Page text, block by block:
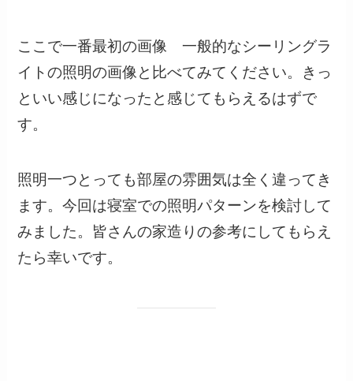
ここで一番最初の画像 一般的なシーリングラ
イトの照明の画像と比べてみてください。きっ
といい感じになったと感じてもらえるはずで
す。
照明一つとっても部屋の雰囲気は全く違ってき
ます。今回は寝室での照明パターンを検討して
みました。皆さんの家造りの参考にしてもらえ
たら幸いです。